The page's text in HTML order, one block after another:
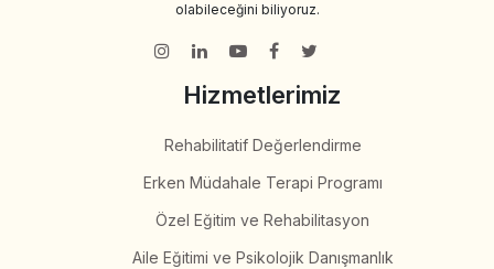
olabileceğini biliyoruz.
Hizmetlerimiz
Rehabilitatif Değerlendirme
Erken Müdahale Terapi Programı
Özel Eğitim ve Rehabilitasyon
Aile Eğitimi ve Psikolojik Danışmanlık